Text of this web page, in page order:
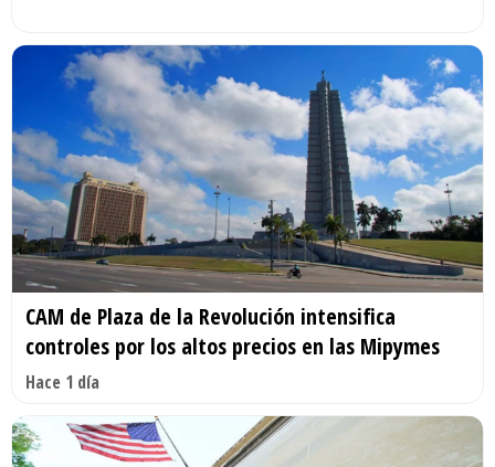
CAM de Plaza de la Revolución intensifica
controles por los altos precios en las Mipymes
Hace 1 día